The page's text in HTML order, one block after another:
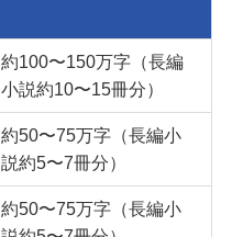
約100〜150万字（長編
小説約10〜15冊分）
約50〜75万字（長編小
説約5〜7冊分）
約50〜75万字（長編小